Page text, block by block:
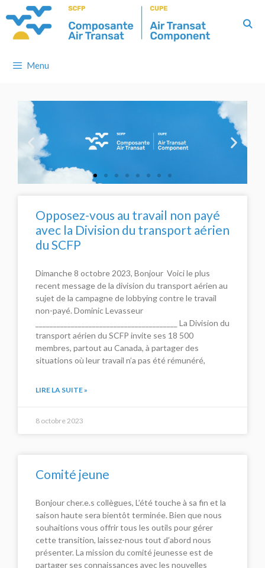
Menu
Opposez-vous au travail non payé
avec la Division du transport aérien
du SCFP
Dimanche 8 octobre 2023, Bonjour Voici le plus
recent message de la division du transport aérien au
sujet de la campagne de lobbying contre le travail
non-payé. Dominic Levasseur
________________________________________ La Division du
transport aérien du SCFP invite ses 18 500
membres, partout au Canada, à partager des
situations où leur travail n’a pas été rémunéré,
LIRE LA SUITE »
8 octobre 2023
Comité jeune
Bonjour cher.e.s collègues, L’été touche à sa fin et la
saison haute sera bientôt terminée. Bien que nous
souhaitions vous offrir tous les outils pour gérer
cette transition, laissez-nous tout d’abord nous
présenter. La mission du comité jeunesse est de
partager ses connaissances avec les nouvelles